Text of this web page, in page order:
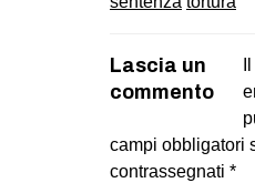
Lascia un
commento
campi obbligatori
contrassegnati *